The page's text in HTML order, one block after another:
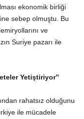
ekonomik birliği
sebep olmuştu. Bu
ve
Suriye pazarı ile
Yetiştiriyor”
rahatsız olduğunu
ile mücadele